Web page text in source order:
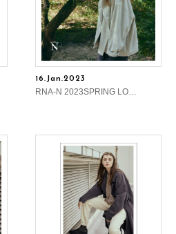
16.Jan.2023
RNA-N 2023SPRING LO…